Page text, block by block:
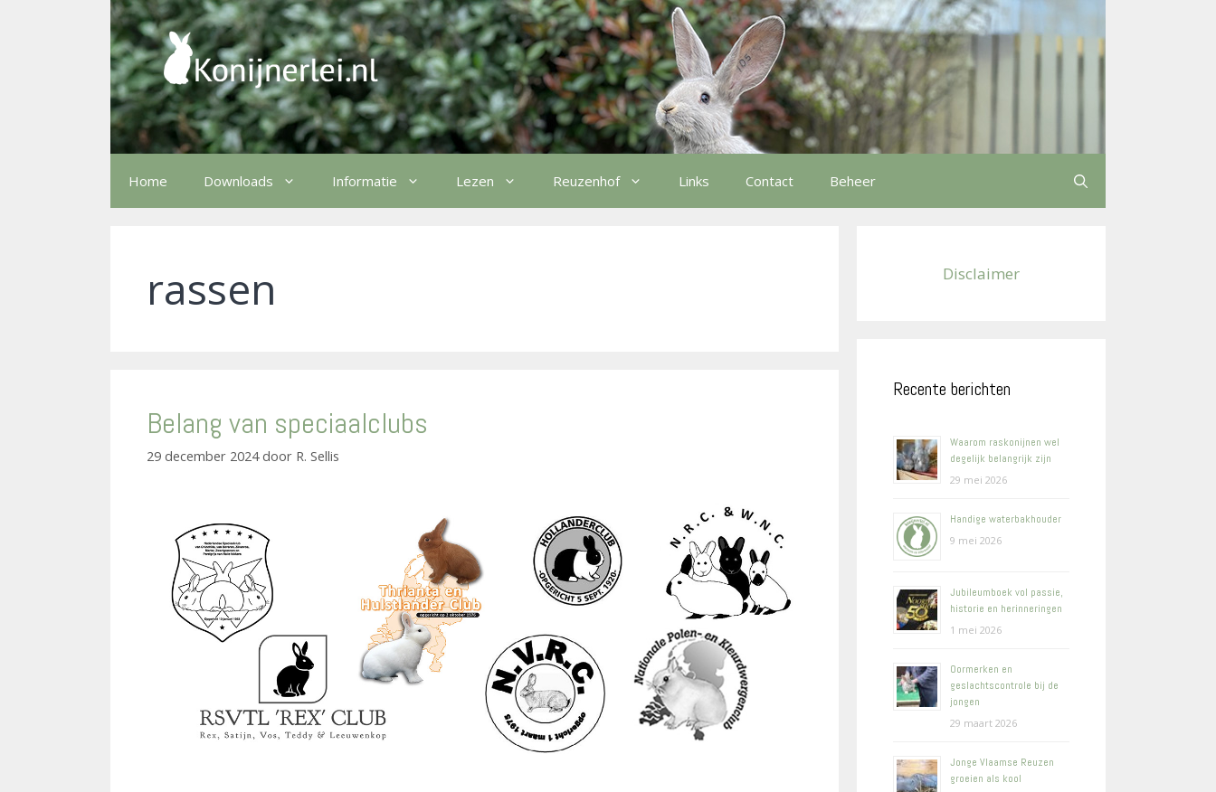
Home Downloads Informatie Lezen Reuzenhof Links Contact Beheer
rassen
Belang van speciaalclubs
29 december 2024 door R. Sellis
Disclaimer
Recente berichten
Waarom raskonijnen wel
degelijk belangrijk zijn
29 mei 2026
Handige waterbakhouder
9 mei 2026
Jubileumboek vol passie,
historie en herinneringen
1 mei 2026
Oormerken en
geslachtscontrole bij de
jongen
29 maart 2026
Jonge Vlaamse Reuzen
groeien als kool